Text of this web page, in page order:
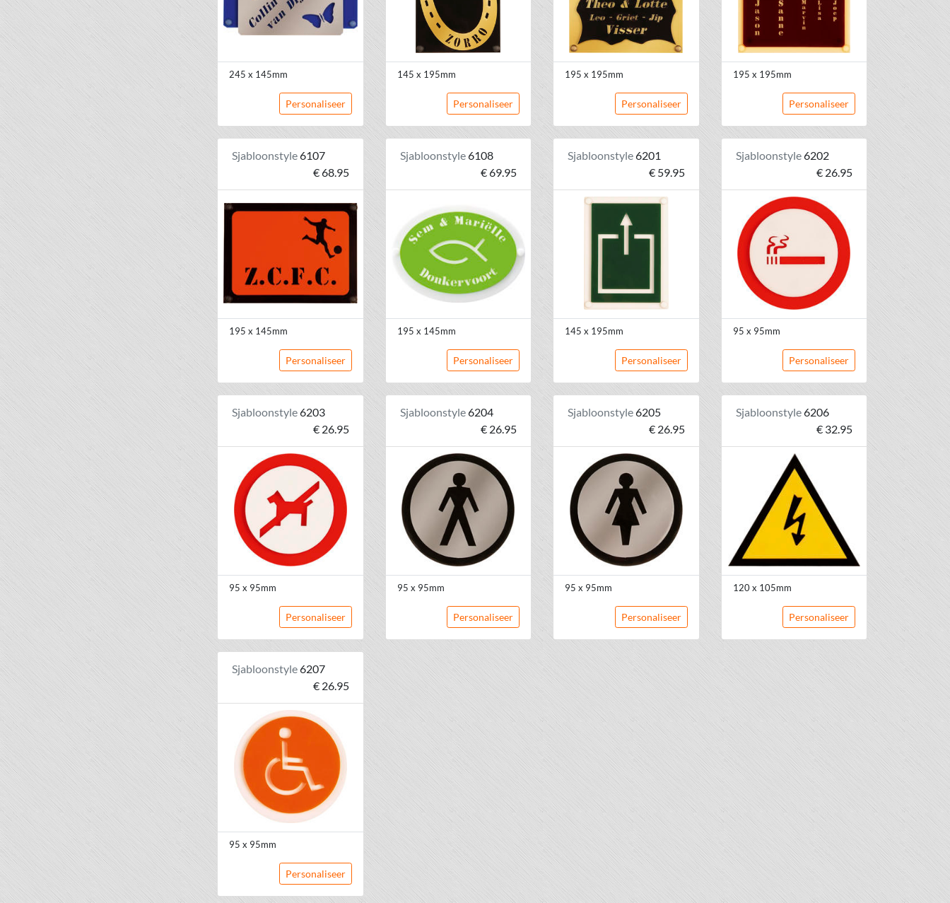
245 x 145mm
Personaliseer
145 x 195mm
Personaliseer
195 x 195mm
Personaliseer
195 x 195mm
Personaliseer
Sjabloonstyle6107
€ 68.95
195 x 145mm
Personaliseer
Sjabloonstyle6108
€ 69.95
195 x 145mm
Personaliseer
Sjabloonstyle6201
€ 59.95
145 x 195mm
Personaliseer
Sjabloonstyle6202
€ 26.95
95 x 95mm
Personaliseer
Sjabloonstyle6203
€ 26.95
95 x 95mm
Personaliseer
Sjabloonstyle6204
€ 26.95
95 x 95mm
Personaliseer
Sjabloonstyle6205
€ 26.95
95 x 95mm
Personaliseer
Sjabloonstyle6206
€ 32.95
120 x 105mm
Personaliseer
Sjabloonstyle6207
€ 26.95
95 x 95mm
Personaliseer